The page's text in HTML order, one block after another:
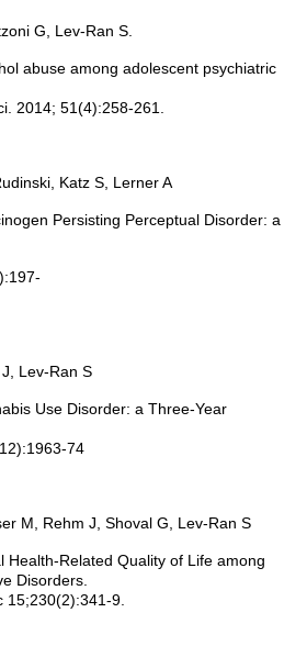
G, Lev-Ran S.
abuse among adolescent psychiatric
2014; 51(4):258-261.
Katz S, Lerner A
Persisting Perceptual Disorder: a
Lev-Ran S
Use Disorder: a Three-Year
74
M, Rehm J, Shoval G, Lev-Ran S
Health-Related Quality of Life among
Disorders.
15;230(2):341-9.